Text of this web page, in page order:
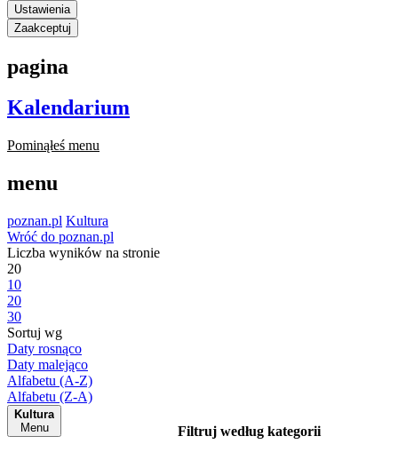
Ustawienia
Zaakceptuj
pagina
Kalendarium
Pominąłeś menu
menu
poznan.pl Kultura
Wróć do poznan.pl
Liczba wyników na stronie
20
10
20
30
Sortuj wg
Daty rosnąco
Daty malejąco
Alfabetu (A-Z)
Alfabetu (Z-A)
Kultura
Menu
Filtruj według kategorii